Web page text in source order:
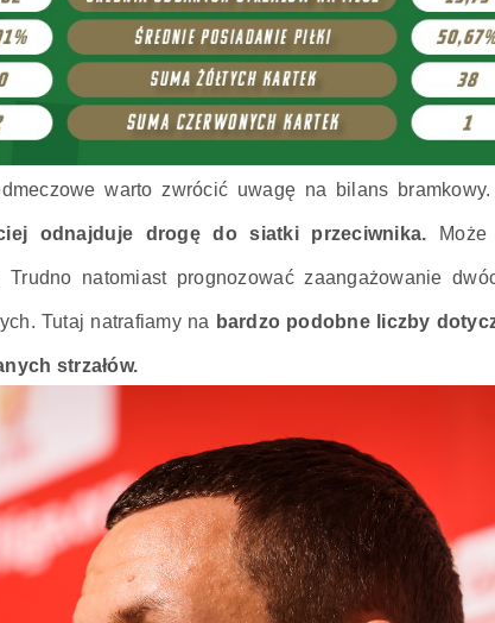
warto zwrócić uwagę na bilans
odnajduje drogę do siatki przeciwnika. Może
Trudno natomiast prognozować zaangażowanie
Tutaj natrafiamy na bardzo podobne liczby
strzałów.